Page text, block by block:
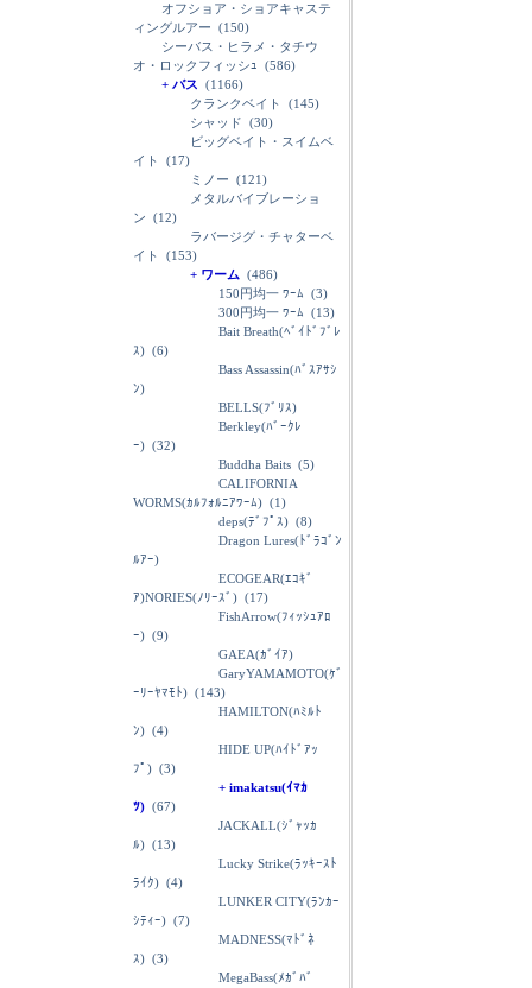
オフショア・ショアキャステ
ィングルアー (150)
シーバス・ヒラメ・タチウ
オ・ロックフィッシｭ (586)
+ バス (1166)
クランクベイト
(145)
シャッド (30)
ビッグベイト・スイムベ
イト
(17)
ミノー (121)
メタルバイブレーショ
ン (12)
ラバージグ・チャターベ
イト
(153)
+ ワーム (486)
150円均一 ﾜｰﾑ (3)
300円均一 ﾜｰﾑ (13)
Bait Breath(ﾍﾞｲﾄﾞﾌﾞﾚ
ｽ) (6)
Bass Assassin(ﾊﾞｽｱｻｼ
ﾝ)
BELLS(ﾌﾞﾘｽ)
Berkley(ﾊﾞｰｸﾚ
ｰ) (32)
Buddha Baits (5)
CALIFORNIA
WORMS(ｶﾙﾌｫﾙﾆｱﾜｰﾑ) (1)
deps(ﾃﾞﾌﾟｽ) (8)
Dragon Lures(ﾄﾞﾗｺﾞﾝ
ﾙｱｰ)
ECOGEAR(ｴｺｷﾞ
ｱ)NORIES(ﾉﾘｰｽﾞ) (17)
FishArrow(ﾌｨｯｼｭｱﾛ
ｰ) (9)
GAEA(ｶﾞｲｱ)
GaryYAMAMOTO(ｹﾞ
ｰﾘｰﾔﾏﾓﾄ) (143)
HAMILTON(ﾊﾐﾙﾄ
ﾝ) (4)
HIDE UP(ﾊｲﾄﾞｱｯ
ﾌﾟ) (3)
+ imakatsu(ｲﾏｶ
ﾂ) (67)
JACKALL(ｼﾞｬｯｶ
ﾙ) (13)
Lucky Strike(ﾗｯｷｰｽﾄ
ﾗｲｸ) (4)
LUNKER CITY(ﾗﾝｶｰ
ｼﾃｨｰ) (7)
MADNESS(ﾏﾄﾞﾈ
ｽ) (3)
MegaBass(ﾒｶﾞﾊﾞ